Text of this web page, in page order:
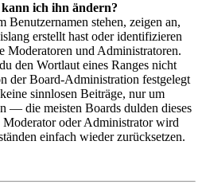
ich ihn ändern?
Benutzernamen stehen, zeigen an,
erstellt hast oder identifizieren
Moderatoren und Administratoren.
den Wortlaut eines Ranges nicht
der Board-Administration festgelegt
sinnlosen Beiträge, nur um
— die meisten Boards dulden dieses
oder Administrator wird
einfach wieder zurücksetzen.